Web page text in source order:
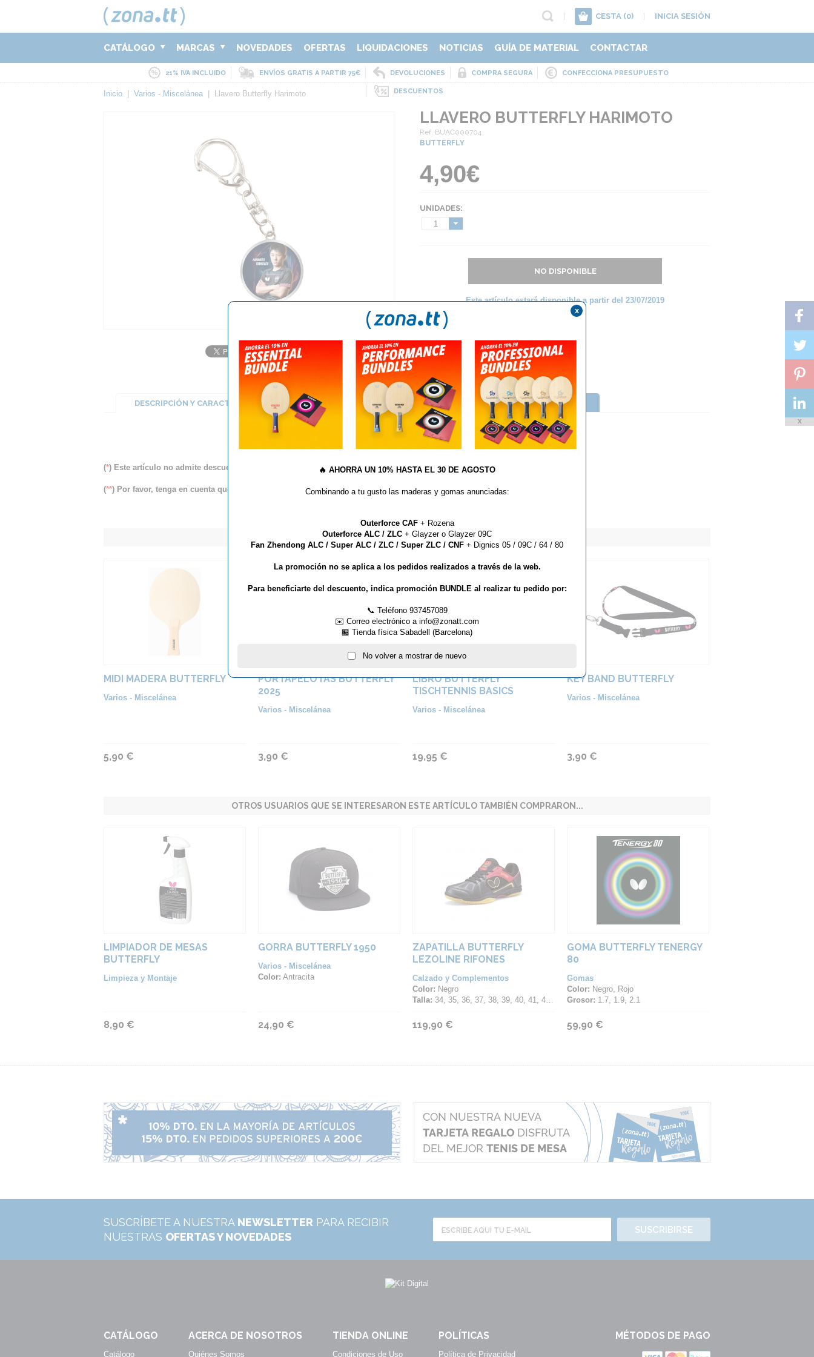
CESTA (0) INICIA SESIÓN
CATÁLOGO MARCAS NOVEDADES OFERTAS LIQUIDACIONES NOTICIAS GUÍA DE MATERIAL CONTACTAR
21% IVA INCLUIDO ENVÍOS GRATIS A PARTIR 75€ DEVOLUCIONES COMPRA SEGURA CONFECCIONA PRESUPUESTO
DESCUENTOS
Inicio Varios - Miscelánea Llavero Butterfly Harimoto
LLAVERO BUTTERFLY HARIMOTO
Ref. BUAC000704
BUTTERFLY
4,90€
UNIDADES:
1
NO DISPONIBLE
Este artículo estará disponible a partir del 23/07/2019
DESCRIPCIÓN Y CARACTERÍSTICAS ZAPATILLAS BUTTERFLY LEZOLINE GROOVY YA DISPONIBLES.
Llavero Butterfly Harimoto
(*) Este artículo no admite descuento lineal por volumen de facturación.
(**) Por favor, tenga en cuenta que sólo entregamos productos Butterfly dentro del territorio español.
ARTÍCULOS QUE TE PUEDEN INTERESAR...
MIDI MADERA BUTTERFLY
Varios - Miscelánea
5,90 €
PORTAPELOTAS BUTTERFLY
2025
Varios - Miscelánea
3,90 €
LIBRO BUTTERFLY
TISCHTENNIS BASICS
Varios - Miscelánea
19,95 €
KEY BAND BUTTERFLY
Varios - Miscelánea
3,90 €
OTROS USUARIOS QUE SE INTERESARON ESTE ARTÍCULO TAMBIÉN COMPRARON...
LIMPIADOR DE MESAS
BUTTERFLY
Limpieza y Montaje
8,90 €
GORRA BUTTERFLY 1950
Varios - Miscelánea
Color: Antracita
24,90 €
ZAPATILLA BUTTERFLY
LEZOLINE RIFONES
Calzado y Complementos
Color: Negro
Talla: 34, 35, 36, 37, 38, 39, 40, 41, 42, 43, 44, 45, 46, 47
119,90 €
GOMA BUTTERFLY TENERGY
80
Gomas
Color: Negro, Rojo
Grosor: 1.7, 1.9, 2.1
59,90 €
SUSCRÍBETE A NUESTRA NEWSLETTER PARA RECIBIR
NUESTRAS OFERTAS Y NOVEDADES
SUSCRIBIRSE
CATÁLOGO
Catálogo
ACERCA DE NOSOTROS
Quiénes Somos
TIENDA ONLINE
Condiciones de Uso
POLÍTICAS
Política de Privacidad
MÉTODOS DE PAGO
🔥 AHORRA UN 10% HASTA EL 30 DE AGOSTO
Combinando a tu gusto las maderas y gomas anunciadas:
Outerforce CAF+ Rozena
Outerforce ALC / ZLC + Glayzer o Glayzer 09C
Fan Zhendong ALC / Super ALC / ZLC / Super ZLC / CNF + Dignics 05 / 09C / 64 / 80
La promoción no se aplica a los pedidos realizados a través de la web.
Para beneficiarte del descuento, indica promoción BUNDLE al realizar tu pedido por:
📞 Teléfono 937457089
✉️ Correo electrónico a info@zonatt.com
🏪 Tienda física Sabadell (Barcelona)
No volver a mostrar de nuevo
x
X